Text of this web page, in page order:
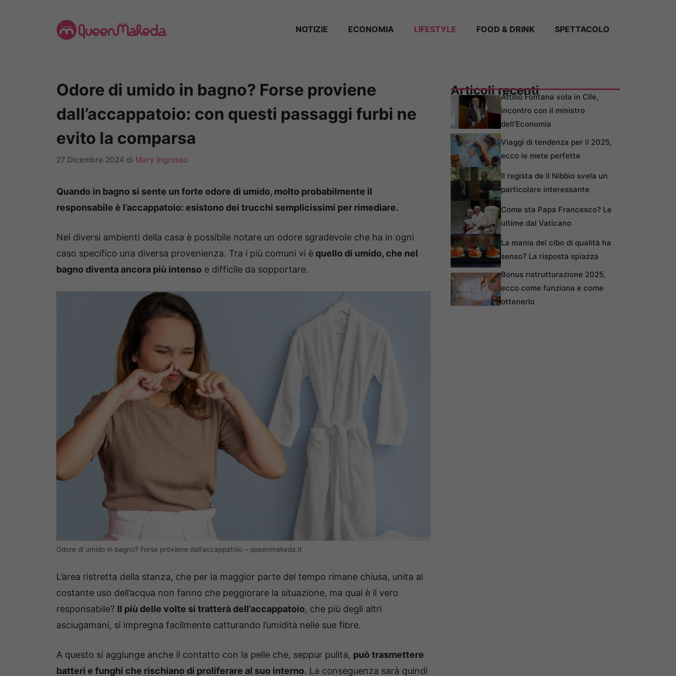
NOTIZIE ECONOMIA LIFESTYLE FOOD & DRINK SPETTACOLO
Odore di umido in bagno? Forse proviene
dall’accappatoio: con questi passaggi furbi ne
evito la comparsa
27 Dicembre 2024 di Mary Ingrosso
Quando in bagno si sente un forte odore di umido, molto probabilmente il
responsabile è l’accappatoio: esistono dei trucchi semplicissimi per rimediare.
Nei diversi ambienti della casa è possibile notare un odore sgradevole che ha in ogni
caso specifico una diversa provenienza. Tra i più comuni vi è quello di umido, che nel
bagno diventa ancora più intenso e difficile da sopportare.
Odore di umido in bagno? Forse proviene dall’accappatoio – queenmakeda.it
L’area ristretta della stanza, che per la maggior parte del tempo rimane chiusa, unita al
costante uso dell’acqua non fanno che peggiorare la situazione, ma qual è il vero
responsabile? Il più delle volte si tratterà dell’accappatoio, che più degli altri
asciugamani, si impregna facilmente catturando l’umidità nelle sue fibre.
A questo si aggiunge anche il contatto con la pelle che, seppur pulita, può trasmettere
batteri e funghi che rischiano di proliferare al suo interno. La conseguenza sarà quindi
Articoli recentiAttilio Fontana vola in Cile,
incontro con il ministro
dell’Economia
Viaggi di tendenza per il 2025,
ecco le mete perfette
Il regista de Il Nibbio svela un
particolare interessante
Come sta Papa Francesco? Le
ultime dal Vaticano
La mania del cibo di qualità ha
senso? La risposta spiazza
Bonus ristrutturazione 2025,
ecco come funziona e come
ottenerlo